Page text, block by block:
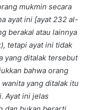
mukmin secara
ayat ini [ayat 232 al-
berakal atau lainnya
tetapi ayat ini tidak
yang ditalak tersebut
bahwa orang
yang ditalak itu
Ayat ini jelas